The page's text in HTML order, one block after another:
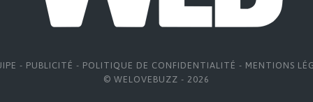
- PUBLICITÉ - POLITIQUE DE CONFIDENTIALITÉ - MENTIONS
© WELOVEBUZZ - 2026